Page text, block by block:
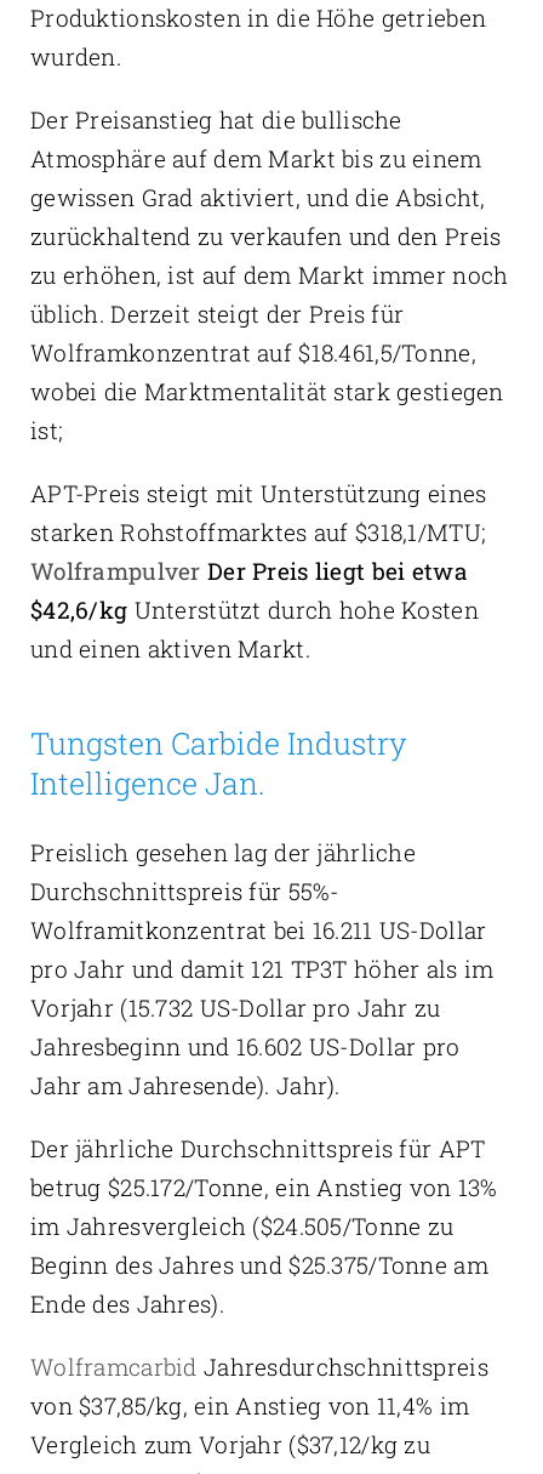
Produktionskosten in die Höhe getrieben
wurden.
Der Preisanstieg hat die bullische
Atmosphäre auf dem Markt bis zu einem
gewissen Grad aktiviert, und die Absicht,
zurückhaltend zu verkaufen und den Preis
zu erhöhen, ist auf dem Markt immer noch
üblich. Derzeit steigt der Preis für
Wolframkonzentrat auf $18.461,5/Tonne,
wobei die Marktmentalität stark gestiegen
ist;
APT-Preis steigt mit Unterstützung eines
starken Rohstoffmarktes auf $318,1/MTU;
Wolframpulver Der Preis liegt bei etwa
$42,6/kg Unterstützt durch hohe Kosten
und einen aktiven Markt.
Tungsten Carbide Industry
Intelligence Jan.
Preislich gesehen lag der jährliche
Durchschnittspreis für 55%-
Wolframitkonzentrat bei 16.211 US-Dollar
pro Jahr und damit 121 TP3T höher als im
Vorjahr (15.732 US-Dollar pro Jahr zu
Jahresbeginn und 16.602 US-Dollar pro
Jahr am Jahresende). Jahr).
Der jährliche Durchschnittspreis für APT
betrug $25.172/Tonne, ein Anstieg von 13%
im Jahresvergleich ($24.505/Tonne zu
Beginn des Jahres und $25.375/Tonne am
Ende des Jahres).
Wolframcarbid Jahresdurchschnittspreis
von $37,85/kg, ein Anstieg von 11,4% im
Vergleich zum Vorjahr ($37,12/kg zu